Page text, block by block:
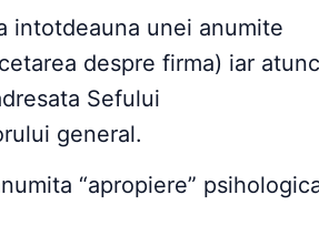
intotdeauna unei anumite
despre firma) iar
Sefului
general.
“apropiere”